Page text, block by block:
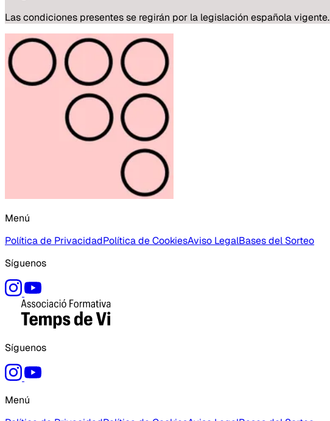
Las condiciones presentes se regirán por la legislación española vigente.
Menú
Política de PrivacidadPolítica de CookiesAviso LegalBases del Sorteo
Síguenos
Síguenos
Menú